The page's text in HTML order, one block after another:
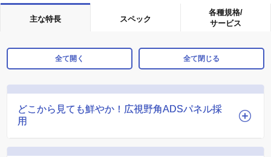
主な特長 スペック
各種規格/
サービス
全て開く 全て閉じる
どこから見ても鮮やか！広視野角ADSパネル採
用
どこから見ても鮮やか！広視野角ADSパネル採
用